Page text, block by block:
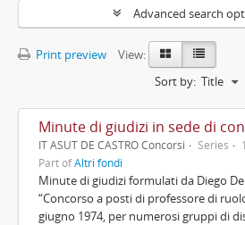
Advanced search
Print preview
View:
Sort by: Title
Minute di giudizi in sede di
IT ASUT DE CASTRO Concorsi Series
Part ofAltri fondi
Minute di giudizi formulati da Diego
“Concorso a posti di professore di
giugno 1974, per numerosi gruppi di